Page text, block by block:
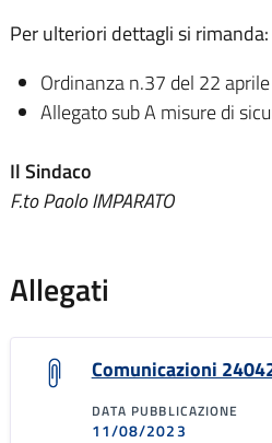
Per ulteriori dettagli si rimanda:
Ordinanza n.37 del 22
Allegato sub A misure di
Il Sindaco
F.to Paolo IMPARATO
Allegati
Comunicazioni
DATA PUBBLICAZIONE
11/08/2023